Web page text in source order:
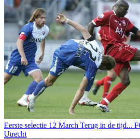
Eerste selectie 12 March Terug in de tijd...
Utrecht